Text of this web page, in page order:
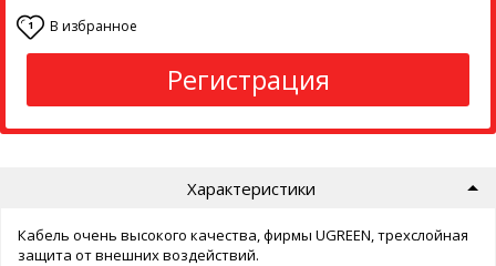
1 В избранное
Регистрация
Характеристики
Кабель очень высокого качества, фирмы UGREEN, трехслойная
защита от внешних воздействий.